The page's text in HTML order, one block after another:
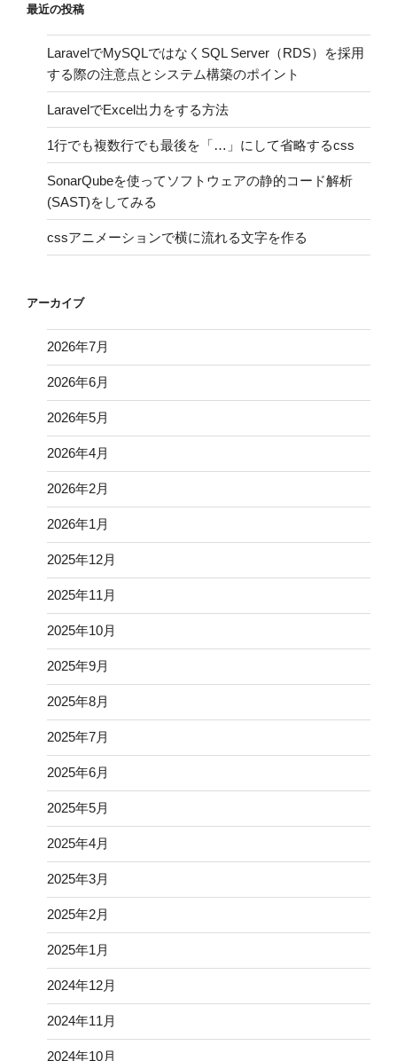
最近の投稿
LaravelでMySQLではなくSQL Server（RDS）を採用
する際の注意点とシステム構築のポイント
LaravelでExcel出力をする方法
1行でも複数行でも最後を「…」にして省略するcss
SonarQubeを使ってソフトウェアの静的コード解析
(SAST)をしてみる
cssアニメーションで横に流れる文字を作る
アーカイブ
2026年7月
2026年6月
2026年5月
2026年4月
2026年2月
2026年1月
2025年12月
2025年11月
2025年10月
2025年9月
2025年8月
2025年7月
2025年6月
2025年5月
2025年4月
2025年3月
2025年2月
2025年1月
2024年12月
2024年11月
2024年10月